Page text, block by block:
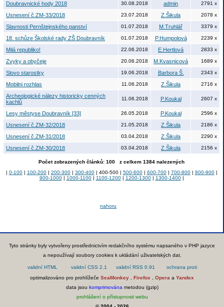
Doubravnické hody 2018 30.08.2018 admin 2791 x
Usnesení č.ZM-33/2018 23.07.2018 Z.Šikula 2078 x
Slavnosti Pernštejnského panství 01.07.2018 M.Truhlář 3379 x
18. schůze Školské rady ZŠ Doubravník 01.07.2018 P.Humpolová 2239 x
Milá republiko! 22.06.2018 E.Hertlová 2833 x
Zvyky a obyčeje 20.06.2018 M.Kvasnicová 1689 x
Slovo starostky 19.06.2018 Barbora Š. 2343 x
Mobilni rozhlas 11.06.2018 Z.Šikula 2716 x
Archeologické nálezy historicky cenných
kachlů
11.06.2018 P.Koukal 2607 x
Lesy městyse Doubravník [33] 26.05.2018 P.Koukal 2596 x
Usnesení č.ZM-32/2018 21.05.2018 Z.Šikula 2186 x
Usnesení č.ZM-31/2018 03.04.2018 Z.Šikula 2290 x
Usnesení č.ZM-30/2018 03.04.2018 Z.Šikula 2156 x
Počet zobrazených článků: 100 z celkem 1384 nalezených
| 0-100| 100-200| 200-300| 300-400| 400-500 | 500-600| 600-700| 700-800| 800-900|
900-1000| 1000-1100| 1100-1200| 1200-1300| 1300-1400|
nahoru
Tyto stránky byly vytvořeny prostřednictvím redakčního systému napsaného v PHP jazyce
a nepoužívají soubory cookies k ukládání uživatelských dat.
optimalizováno pro prohlížeče SeaMonkey Firefox Opera a Yandex
data jsou komprimována metodou (gzip)
prohlášení o přístupnosti webu